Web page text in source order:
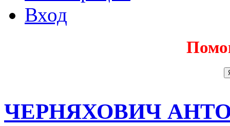
Вход
ЧЕРНЯХОВИЧ